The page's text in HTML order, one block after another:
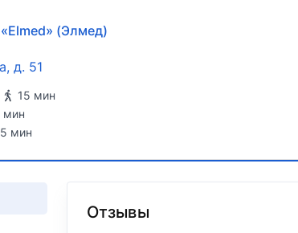
(Элмед)
д. 51
15 мин
мин
мин
Отзывы